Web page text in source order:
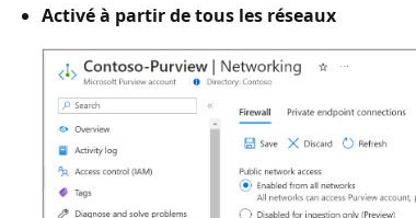
Activé à partir de tous les réseaux